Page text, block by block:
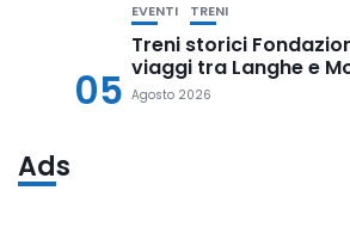
05
EVENTI TRENI
Treni storici
viaggi tra Langhe e
Agosto 2026
Ads